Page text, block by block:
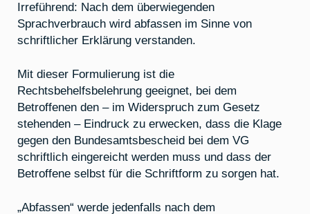
Irreführend: Nach dem überwiegenden
Sprachverbrauch wird abfassen im Sinne von
schriftlicher Erklärung verstanden.
Mit dieser Formulierung ist die
Rechtsbehelfsbelehrung geeignet, bei dem
Betroffenen den – im Widerspruch zum Gesetz
stehenden – Eindruck zu erwecken, dass die Klage
gegen den Bundesamtsbescheid bei dem VG
schriftlich eingereicht werden muss und dass der
Betroffene selbst für die Schriftform zu sorgen hat.
„Abfassen“ werde jedenfalls nach dem